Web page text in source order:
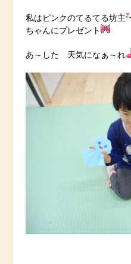
私はピンクのてるてる坊主
ちゃんにプレゼント
あ～した 天気になぁ～れ